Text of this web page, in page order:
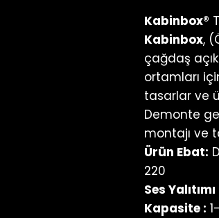
Kabinbox®
Kabinbox,
çağdaş
ortamları
tasarlar ve
Demonte
montajı ve
Ürün Ebat:
220
Ses Yalıtımı
Kapasite :